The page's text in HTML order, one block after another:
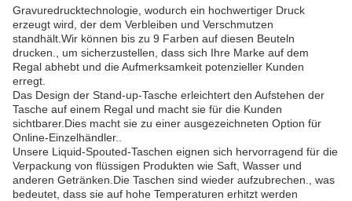
Gravuredrucktechnologie, wodurch ein hochwertiger Druck
erzeugt wird, der dem Verbleiben und Verschmutzen
standhält.Wir können bis zu 9 Farben auf diesen Beuteln
drucken., um sicherzustellen, dass sich Ihre Marke auf dem
Regal abhebt und die Aufmerksamkeit potenzieller Kunden
erregt.
Das Design der Stand-up-Tasche erleichtert den Aufstehen der
Tasche auf einem Regal und macht sie für die Kunden
sichtbarer.Dies macht sie zu einer ausgezeichneten Option für
Online-Einzelhändler..
Unsere Liquid-Spouted-Taschen eignen sich hervorragend für die
Verpackung von flüssigen Produkten wie Saft, Wasser und
anderen Getränken.Die Taschen sind wieder aufzubrechen., was
bedeutet, dass sie auf hohe Temperaturen erhitzt werden